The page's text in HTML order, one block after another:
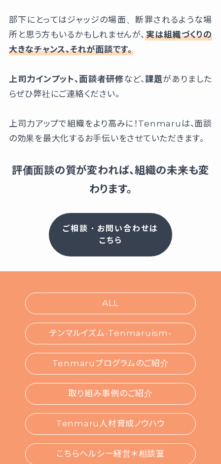
部下にとってはジャッジの場面、断罪されるような場
所と思う方もいるかもしれませんが、実は組織づくりの
大きなチャンス、それが面談です。
上司力インプット、面談者研修など、 課題がありました
らぜひ弊社にご連絡ください。
上司力アップで組織をより高みに！Tenmaruは、面談
の効果を最大化するお手伝いをさせていただきます。
評価面談の質が変われば、組織の未来も変
わります。
ご相談・お問い合わせは
こちら
ALL
テンマルイズム-Tenmaruism-
Tenmaruプログラムのご紹介
取り組み事例のご紹介
Tenmaru人材育成ノウハウ
こちらヘルシー経営＊相談室